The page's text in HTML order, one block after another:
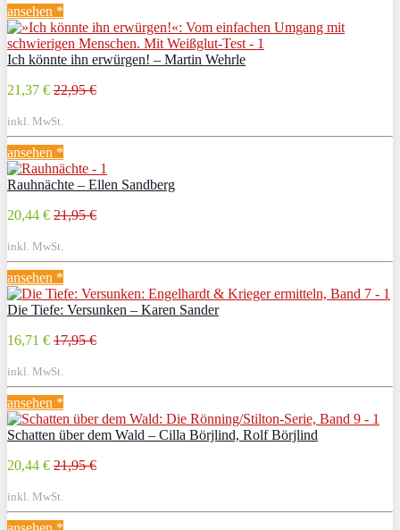
ansehen *
Ich könnte ihn erwürgen! – Martin Wehrle
21,37 € 22,95 €
inkl. MwSt.
ansehen *
Rauhnächte – Ellen Sandberg
20,44 € 21,95 €
inkl. MwSt.
ansehen *
Die Tiefe: Versunken – Karen Sander
16,71 € 17,95 €
inkl. MwSt.
ansehen *
Schatten über dem Wald – Cilla Börjlind, Rolf Börjlind
20,44 € 21,95 €
inkl. MwSt.